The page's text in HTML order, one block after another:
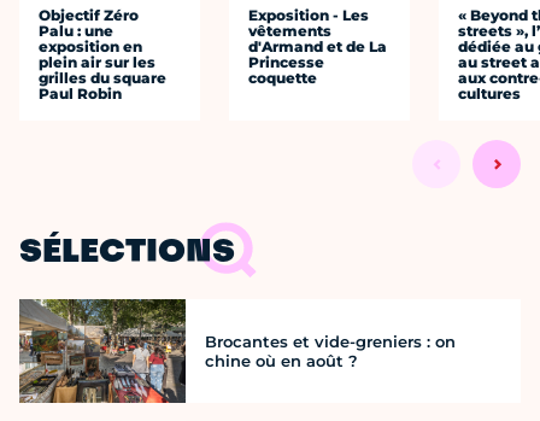
Objectif Zéro
Palu : une
exposition en
plein air sur les
grilles du square
Paul Robin
Exposition - Les
vêtements
d'Armand et de La
Princesse
coquette
« Beyond
streets »,
dédiée au
au street
aux
cultures
SÉLECTIONS
Brocantes et vide-greniers : on
chine où en août ?